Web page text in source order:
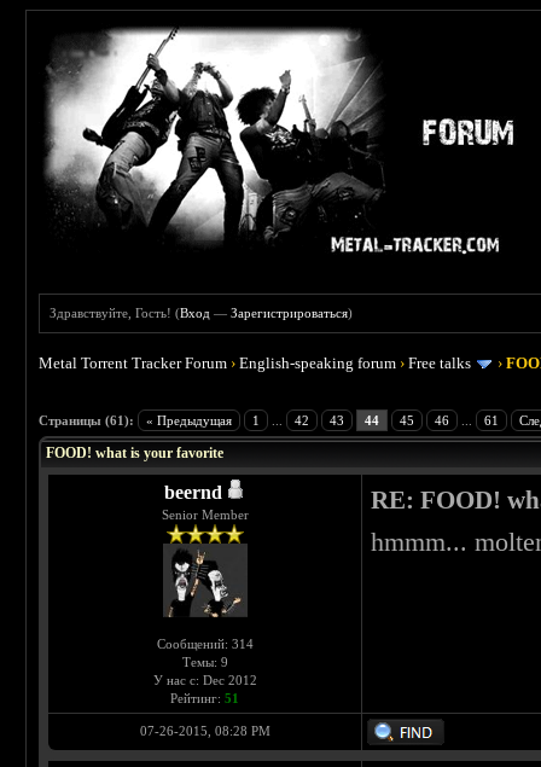
Здравствуйте, Гость! (Вход —Зарегистрироваться)
Metal Torrent Tracker Forum ›English-speaking forum ›Free talks ›
Страницы (61): « Предыдущая 1 42 43 44 45 46 61
FOOD! what is your favorite
beernd
Senior Member
Сообщений: 314
Темы: 9
У нас с: Dec 2012
Рейтинг:51
RE: FOOD!
hmmm...
07-26-2015, 08:28 PM